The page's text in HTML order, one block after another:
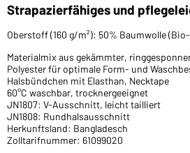
Strapazierfähiges und
Oberstoff (160 g/m²): 50% Baumwolle
Materialmix aus gekämmter,
Polyester für optimale Form- und
Halsbündchen mit Elasthan, Necktape
60°C waschbar, trocknergeeignet
JN1807: V-Ausschnitt, leicht tailliert
JN1808: Rundhalsausschnitt
Herkunftsland: Bangladesch
Zolltarifnummer: 61099020